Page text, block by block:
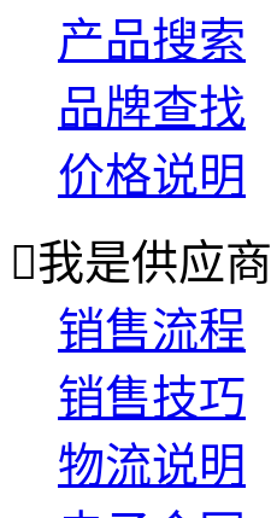
产品搜索
品牌查找
价格说明
我是供应商
销售流程
销售技巧
物流说明